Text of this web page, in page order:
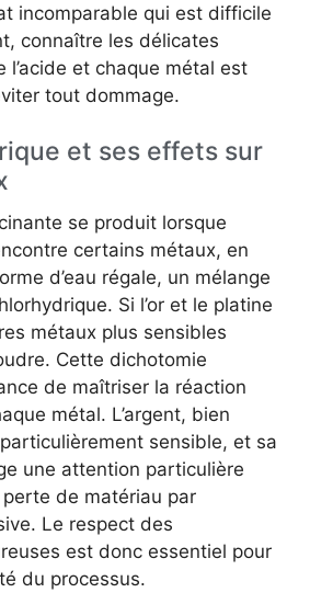
incomparable qui est difficile
connaître les délicates
l’acide et chaque métal est
tout dommage.
et ses effets sur
se produit lorsque
certains métaux, en
d’eau régale, un mélange
Si l’or et le platine
métaux plus sensibles
Cette dichotomie
de maîtriser la réaction
métal. L’argent, bien
sensible, et sa
une attention particulière
de matériau par
Le respect des
est donc essentiel pour
du processus.